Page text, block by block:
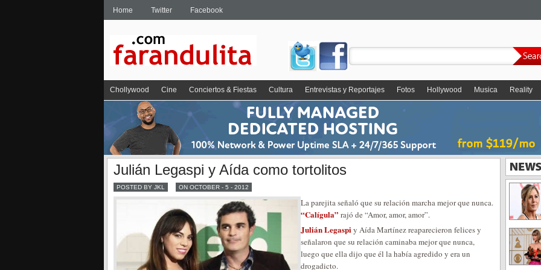
Home Twitter Facebook
Chollywood Cine Conciertos & Fiestas Cultura Entrevistas y Reportajes Fotos Hollywood Musica Reality
Julián Legaspi y Aída como tortolitos
POSTED BY JKL ON OCTOBER - 5 - 2012
La parejita señaló que su relación marcha mejor que nunca.
“Calígula” rajó de “Amor, amor, amor”.
Julián Legaspiy Aída Martínez reaparecieron felices y
señalaron que su relación caminaba mejor que nunca,
luego que ella dijo que él la había agredido y era un
drogadicto.